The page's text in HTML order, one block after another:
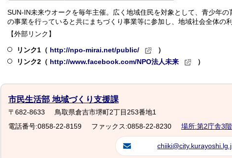
SUN-IN未来ウオークを毎年主催。広く地域住民を対象として、青少年
の事業を行っていると共にまちづくり事業等に参加し、地域社会全体の
【外部リンク】
リンク1（ http://npo-mirai.net/public/
）
リンク2（ http://www.facebook.com/NPO法人未来 ）
市民生活部 地域づくり支援課
〒682-8633
鳥取県倉吉市堺町2丁目253番地1
電話番号:0858-22-8159
ファックス:0858-22-8230 場所:第2庁舎3階